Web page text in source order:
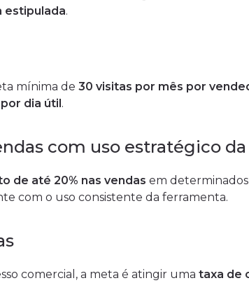
estipulada.
mínima de 30 visitas por mês por
dia útil.
com uso estratégico
de até 20% nas vendas em
com o uso consistente da ferramenta.
comercial, a meta é atingir uma taxa de